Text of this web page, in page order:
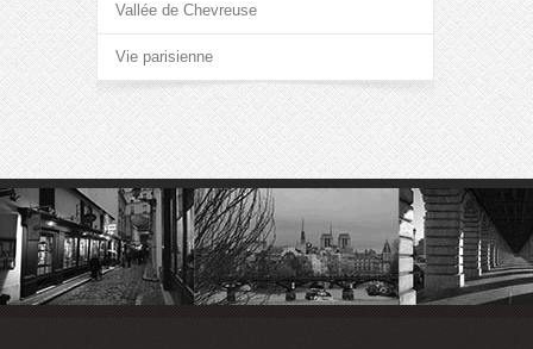
Vallée de Chevreuse
Vie parisienne